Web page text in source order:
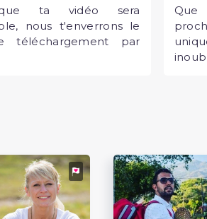
ta vidéo sera
nous t'enverrons le
téléchargement par